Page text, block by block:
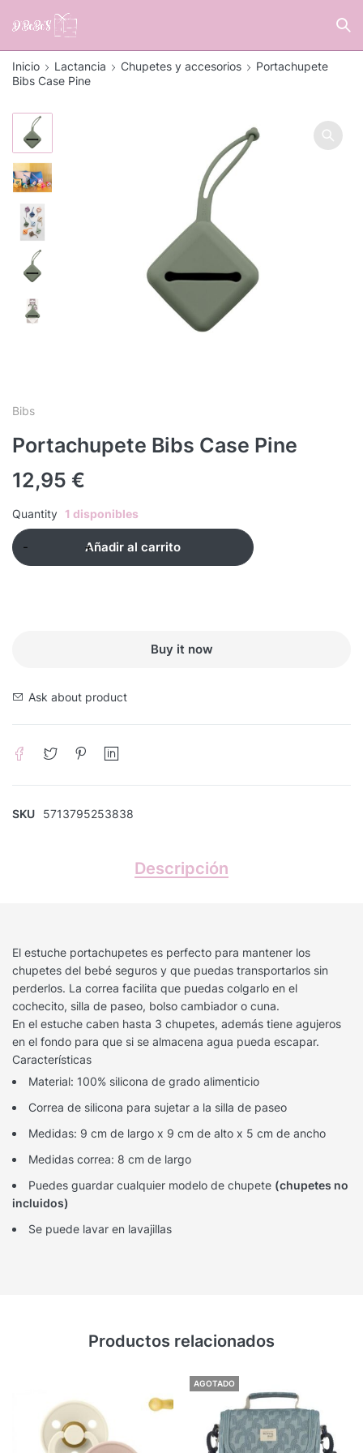
Inicio Lactancia Chupetes y accesorios
Portachupete
Bibs Case Pine
Bibs
Portachupete Bibs Case Pine
12,95 €
Quantity 1 disponibles
Añadir al carrito
Buy it now
Ask about product
SKU 5713795253838
Descripción
El estuche portachupetes es perfecto para mantener los
chupetes del bebé seguros y que puedas transportarlos sin
perderlos. La correa facilita que puedas colgarlo en el
cochecito, silla de paseo, bolso cambiador o cuna.
En el estuche caben hasta 3 chupetes, además tiene agujeros
en el fondo para que si se almacena agua pueda escapar.
Características
Material: 100% silicona de grado alimenticio
Correa de silicona para sujetar a la silla de paseo
Medidas: 9 cm de largo x 9 cm de alto x 5 cm de ancho
Medidas correa: 8 cm de largo
Puedes guardar cualquier modelo de chupete (chupetes no
incluidos)
Se puede lavar en lavajillas
Productos relacionados
AGOTADO